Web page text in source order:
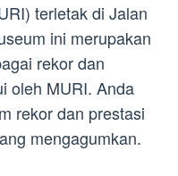
terletak di Jalan
ini merupakan
rekor dan
oleh MURI. Anda
rekor dan prestasi
mengagumkan.